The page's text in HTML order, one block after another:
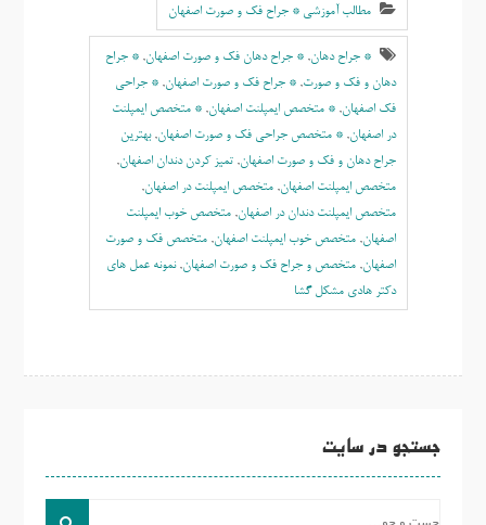
مطالب آموزشی * جراح فک و صورت اصفهان
* جراح دهان, * جراح دهان فک و صورت اصفهان, * جراح
دهان و فک و صورت, * جراح فک و صورت اصفهان, * جراحی
فک اصفهان, * متخصص ایمپلنت اصفهان, * متخصص ایمپلنت
در اصفهان, * متخصص جراحی فک و صورت اصفهان,بهترين
جراح دهان و فک و صورت اصفهان, تمیز کردن دندان اصفهان,
متخصص ایمپلنت اصفهان, متخصص ایمپلنت در اصفهان,
متخصص ایمپلنت دندان در اصفهان, متخصص خوب ايمپلنت
اصفهان, متخصص خوب ایمپلنت اصفهان, متخصص فک و صورت
اصفهان, متخصص و جراح فک و صورت اصفهان,نمونه عمل های
دکتر هادی مشکل گشا
جستجو در سایت